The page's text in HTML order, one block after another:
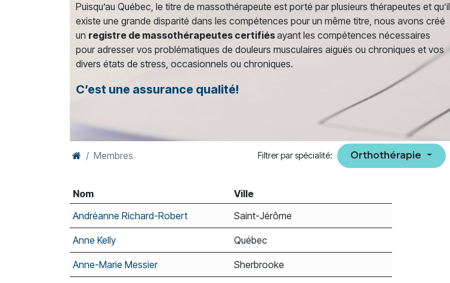
Puisqu’au Québec, le titre de massothérapeute est porté par plusieurs thérapeutes et qu’il
existe une grande disparité dans les compétences pour un même titre, nous avons créé
un registre de massothérapeutes certifiésayant les compétences nécessaires
pour adresser vos problématiques de douleurs musculaires aiguës ou chroniques et vos
divers états de stress, occasionnels ou chroniques.
C’est une assurance qualité!
Membres Filtrer par spécialité: Orthothérapie
Nom
Ville
Andréanne Richard-Robert
Saint-Jérôme
Anne Kelly Québec
Anne-Marie Messier Sherbrooke